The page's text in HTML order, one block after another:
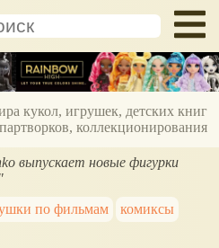
кукол, игрушек, детских книг
коллекционирования
выпускает новые фигурки
по фильмам
комиксы